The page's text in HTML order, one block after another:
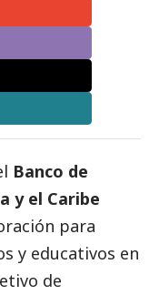
Banco de
y el Caribe
para
y educativos en
de